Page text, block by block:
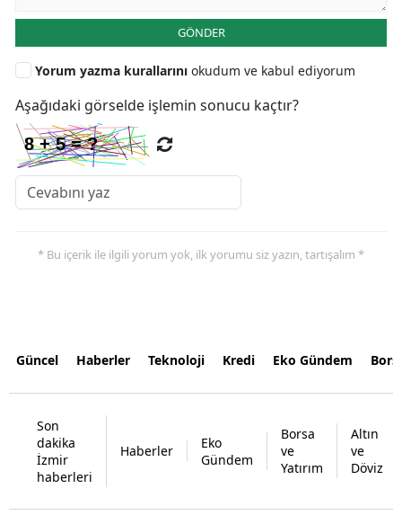
GÖNDER
Yorum yazma kurallarını okudum ve kabul ediyorum
Aşağıdaki görselde işlemin sonucu kaçtır?
* Bu içerik ile ilgili yorum yok, ilk yorumu siz yazın, tartışalım *
Güncel Haberler Teknoloji Kredi Eko Gündem
Son
dakika
İzmir
haberleri
Haberler
Eko
Gündem
Borsa
ve
Yatırım
Altın
ve
Döviz